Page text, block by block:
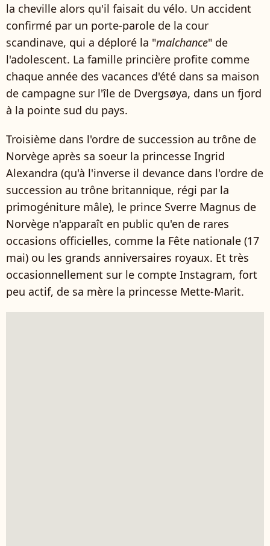
la cheville alors qu'il faisait du vélo. Un accident
confirmé par un porte-parole de la cour
scandinave, qui a déploré la "malchance" de
l'adolescent. La famille princière profite comme
chaque année des vacances d'été dans sa maison
de campagne sur l'île de Dvergsøya, dans un fjord
à la pointe sud du pays.
Troisième dans l'ordre de succession au trône de
Norvège après sa soeur la princesse Ingrid
Alexandra (qu'à l'inverse il devance dans l'ordre de
succession au trône britannique, régi par la
primogéniture mâle), le prince Sverre Magnus de
Norvège n'apparaît en public qu'en de rares
occasions officielles, comme la Fête nationale (17
mai) ou les grands anniversaires royaux. Et très
occasionnellement sur le compte Instagram, fort
peu actif, de sa mère la princesse Mette-Marit.